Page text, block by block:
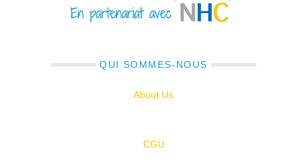
QUI SOMMES-NOUS
About Us
CGU